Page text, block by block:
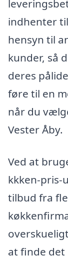
indhenter
hensyn til
kunder, så
deres
føre til en
når du
Vester Åby.
Ved at
kkken-pris-
tilbud fra
at finde det